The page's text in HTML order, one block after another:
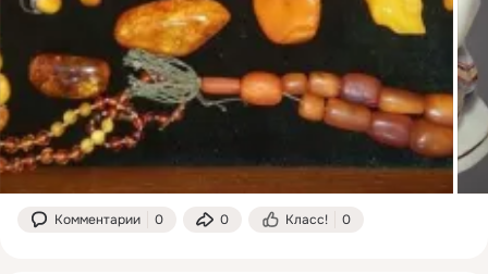
Комментарии 0 0 Класс! 0